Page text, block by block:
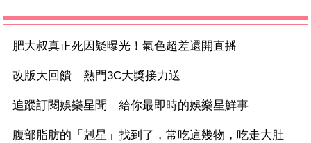
肥大叔真正死因疑曝光！氣色超差還開直播
改版大回饋 熱門3C大獎接力送
追蹤訂閱娛樂星聞 給你最即時的娛樂星鮮事
腹部脂肪的「剋星」找到了，常吃這幾物，吃走大肚